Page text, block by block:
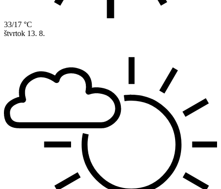
33/17 °C
štvrtok 13. 8.